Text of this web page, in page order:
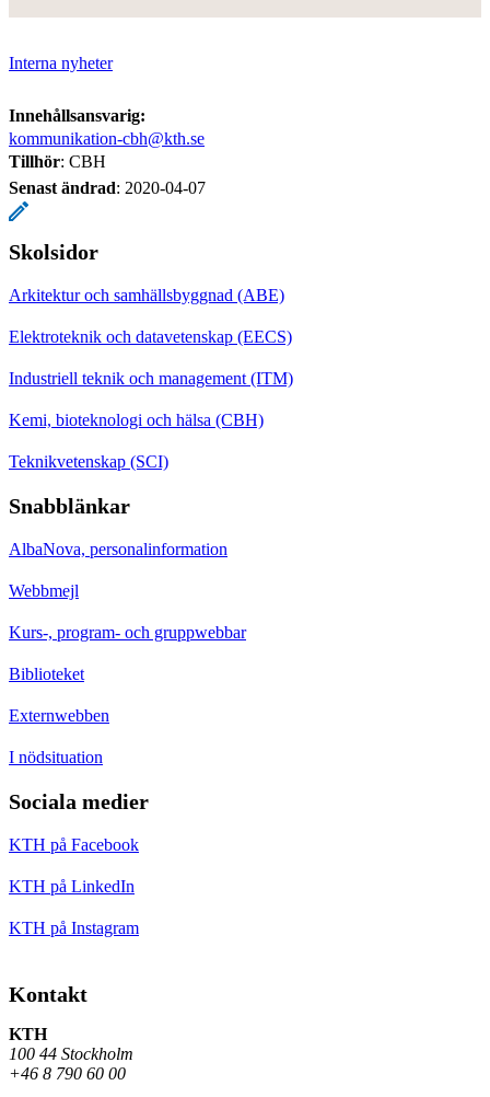
Interna nyheter
Innehållsansvarig:
kommunikation-cbh@kth.se
Tillhör: CBH
Senast ändrad: 2020-04-07
Skolsidor
Arkitektur och samhällsbyggnad (ABE)
Elektroteknik och datavetenskap (EECS)
Industriell teknik och management (ITM)
Kemi, bioteknologi och hälsa (CBH)
Teknikvetenskap (SCI)
Snabblänkar
AlbaNova, personalinformation
Webbmejl
Kurs-, program- och gruppwebbar
Biblioteket
Externwebben
I nödsituation
Sociala medier
KTH på Facebook
KTH på LinkedIn
KTH på Instagram
Kontakt
KTH
100 44 Stockholm
+46 8 790 60 00